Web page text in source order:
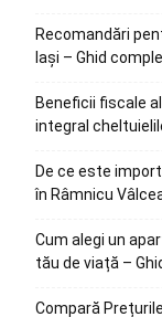
Recomandări
Iași – Ghid
Beneficii fiscale
integral
De ce este
în Râmnicu
Cum alegi un
tău de viață –
Compară